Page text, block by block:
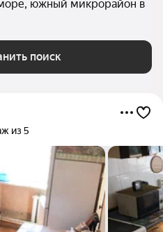
южный микрорайон в
поиск
из 5